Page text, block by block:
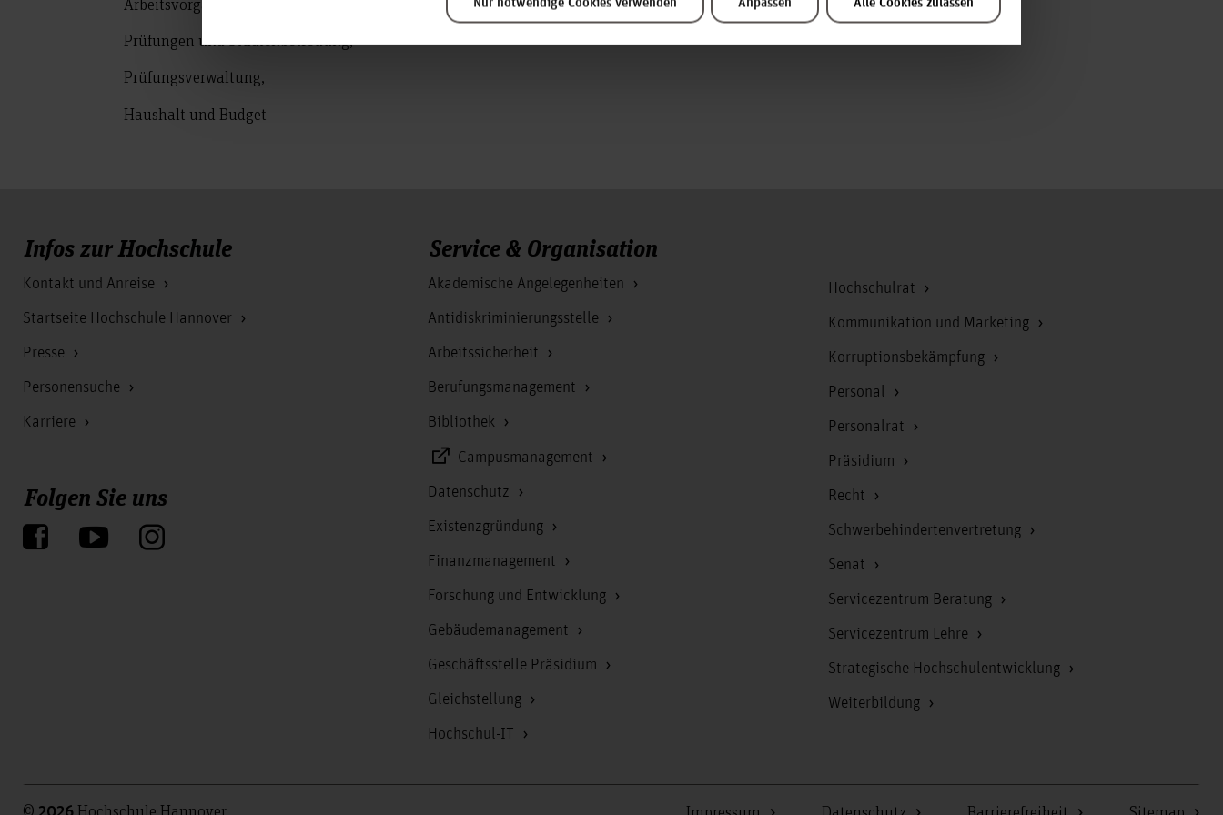
Nur notwendige Cookies verwenden Anpassen Alle Cookies zulassen
Prüfungen und Studienbetreuung,
Prüfungsverwaltung,
Haushalt und Budget
Infos zur Hochschule
Kontakt und Anreise
Startseite Hochschule Hannover
Presse
Personensuche
Karriere
Folgen Sie uns
Service & Organisation
Akademische Angelegenheiten
Antidiskriminierungsstelle
Arbeitssicherheit
Berufungsmanagement
Bibliothek
Campusmanagement
Datenschutz
Existenzgründung
Finanzmanagement
Forschung und Entwicklung
Gebäudemanagement
Geschäftsstelle Präsidium
Gleichstellung
Hochschul-IT
Hochschulrat
Kommunikation und Marketing
Korruptionsbekämpfung
Personal
Personalrat
Präsidium
Recht
Schwerbehindertenvertretung
Senat
Servicezentrum Beratung
Servicezentrum Lehre
Strategische Hochschulentwicklung
Weiterbildung
© Hochschule Hannover